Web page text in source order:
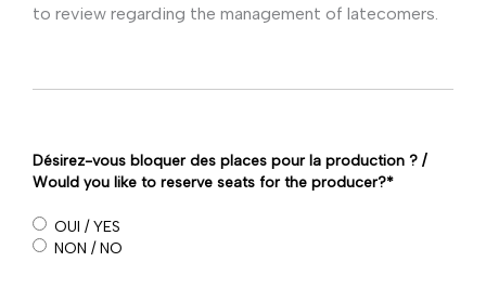
to review regarding the management of latecomers.
Désirez-vous bloquer des places pour la production ? /
Would you like to reserve seats for the producer?*
OUI / YES
NON / NO